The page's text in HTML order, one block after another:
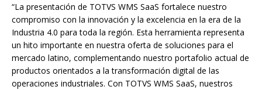
“La presentación de TOTVS WMS SaaS fortalece nuestro
compromiso con la innovación y la excelencia en la era de la
Industria 4.0 para toda la región. Esta herramienta representa
un hito importante en nuestra oferta de soluciones para el
mercado latino, complementando nuestro portafolio actual de
productos orientados a la transformación digital de las
operaciones industriales. Con TOTVS WMS SaaS, nuestros